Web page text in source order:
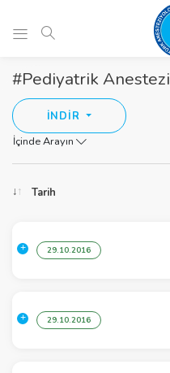
#Pediyatrik Anestezi
İNDİR
İçinde Arayın
Tarih
29.10.2016
29.10.2016